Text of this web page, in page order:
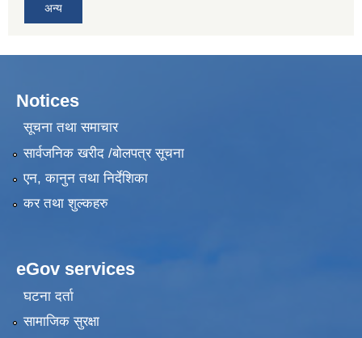
अन्य
Notices
सूचना तथा समाचार
सार्वजनिक खरीद /बोलपत्र सूचना
एन, कानुन तथा निर्देशिका
कर तथा शुल्कहरु
eGov services
घटना दर्ता
सामाजिक सुरक्षा